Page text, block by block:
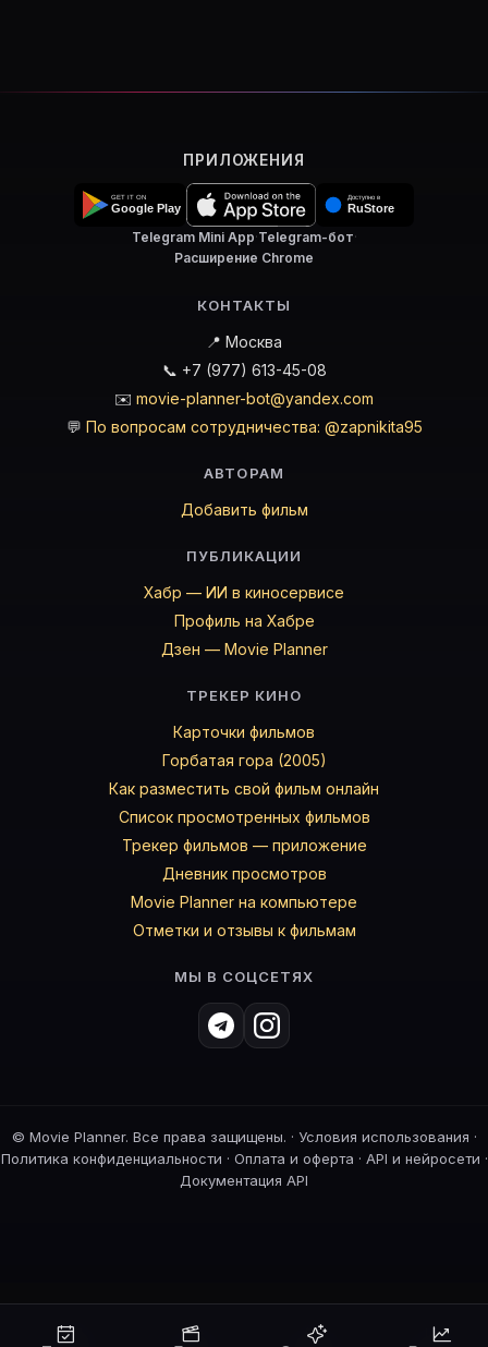
ПРИЛОЖЕНИЯ
Telegram Mini App·Telegram-бот·
Расширение Chrome
КОНТАКТЫ
📍 Москва
📞 +7 (977) 613-45-08
✉️ movie-planner-bot@yandex.com
💬 По вопросам сотрудничества: @zapnikita95
АВТОРАМ
Добавить фильм
ПУБЛИКАЦИИ
Хабр — ИИ в киносервисе
Профиль на Хабре
Дзен — Movie Planner
ТРЕКЕР КИНО
Карточки фильмов
Горбатая гора (2005)
Как разместить свой фильм онлайн
Список просмотренных фильмов
Трекер фильмов — приложение
Дневник просмотров
Movie Planner на компьютере
Отметки и отзывы к фильмам
МЫ В СОЦСЕТЯХ
© Movie Planner. Все права защищены. · Условия использования ·
Политика конфиденциальности · Оплата и оферта · API и нейросети ·
Документация API